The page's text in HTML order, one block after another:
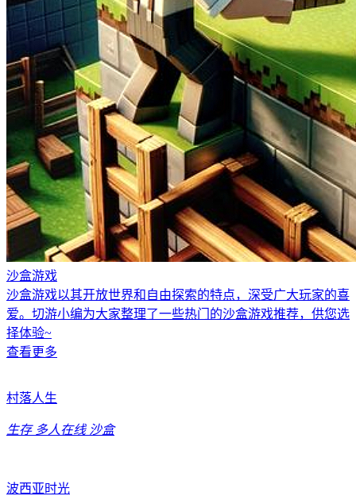
沙盒游戏
沙盒游戏以其开放世界和自由探索的特点，深受广大玩家的喜
爱。切游小编为大家整理了一些热门的沙盒游戏推荐，供您选
择体验~
查看更多
村落人生
生存 多人在线 沙盒
波西亚时光